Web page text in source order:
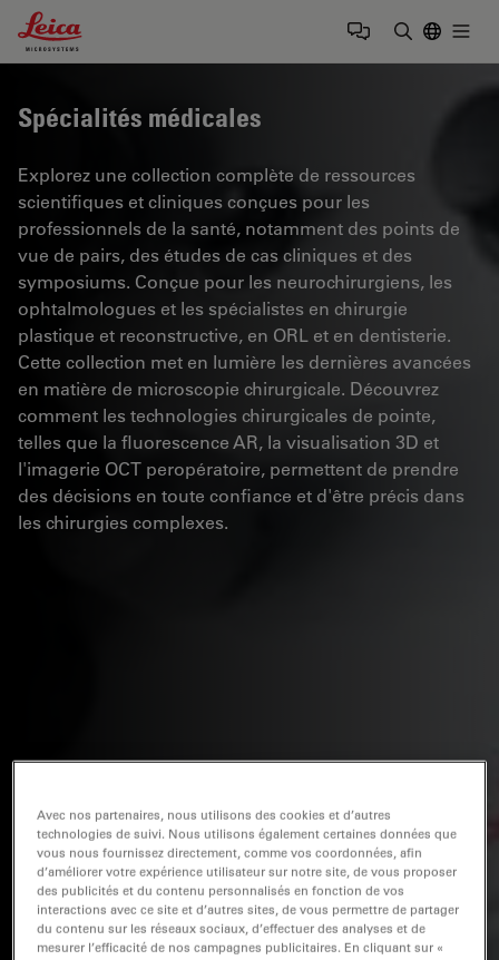
Leica Microsystems Logo
Spécialités médicales
Explorez une collection complète de ressources
scientifiques et cliniques conçues pour les
professionnels de la santé, notamment des points de
vue de pairs, des études de cas cliniques et des
symposiums. Conçue pour les neurochirurgiens, les
ophtalmologues et les spécialistes en chirurgie
plastique et reconstructive, en ORL et en dentisterie.
Cette collection met en lumière les dernières avancées
en matière de microscopie chirurgicale. Découvrez
comment les technologies chirurgicales de pointe,
telles que la fluorescence AR, la visualisation 3D et
l'imagerie OCT peropératoire, permettent de prendre
des décisions en toute confiance et d'être précis dans
les chirurgies complexes.
Avec nos partenaires, nous utilisons des cookies et d’autres
technologies de suivi. Nous utilisons également certaines données que
vous nous fournissez directement, comme vos coordonnées, afin
d’améliorer votre expérience utilisateur sur notre site, de vous proposer
des publicités et du contenu personnalisés en fonction de vos
interactions avec ce site et d’autres sites, de vous permettre de partager
du contenu sur les réseaux sociaux, d’effectuer des analyses et de
mesurer l’efficacité de nos campagnes publicitaires. En cliquant sur «